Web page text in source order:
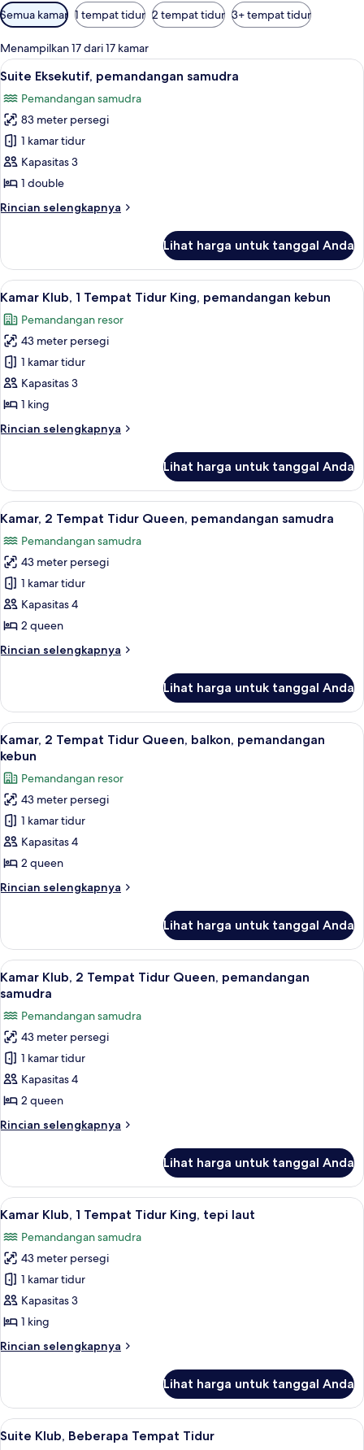
Filter
tersedia
untuk
kamar
Semua kamar 1 tempat tidur 2 tempat tidur 3+ tempat tidur
Menampilkan 17 dari 17 kamar
Lihat
semua
foto
untuk
Suite
Eksekutif,
pemandangan
Televisi LCD 55-inci dengan saluran
11
Suite Eksekutif, pemandangan samudra
Pemandangan samudra
83 meter persegi
1 kamar tidur
Kapasitas 3
1 double
Rincian selengkapnya
Rincian
Suite
Eksekutif,
pemandangan
Lihat harga untuk tanggal Anda
Lihat
semua
foto
untuk
Kamar
Klub,
1
Tidur
kebun
Seprai premium, brankas, meja
11
Kamar Klub, 1 Tempat Tidur King, pemandangan kebun
Pemandangan resor
43 meter persegi
1 kamar tidur
Kapasitas 3
1 king
Rincian selengkapnya
Rincian
Kamar
Klub,
1
Tidur
King,
pemandangan
kebun
Lihat harga untuk tanggal Anda
Lihat
semua
foto
untuk
Kamar,
2
Tempat
Queen,
Seprai premium, brankas, meja
9
Kamar, 2 Tempat Tidur Queen, pemandangan samudra
Pemandangan samudra
43 meter persegi
1 kamar tidur
Kapasitas 4
2 queen
Rincian selengkapnya
Rincian
Kamar,
Tempat
Tidur
pemandangan
samudra
Lihat harga untuk tanggal Anda
Lihat
semua
foto
untuk
Kamar,
2
Tempat
Tidur
Queen,
balkon,
kebun
Kamar, 2 Tempat Tidur Queen,
8
Kamar, 2 Tempat Tidur Queen, balkon, pemandangan
kebun
Pemandangan resor
43 meter persegi
1 kamar tidur
Kapasitas 4
2 queen
Rincian selengkapnya
Rincian
Kamar,
Tempat
Tidur
balkon,
pemandangan
kebun
Lihat harga untuk tanggal Anda
Lihat
semua
untuk
Kamar
Klub,
2
Tempat
Tidur
Queen,
samudra
Seprai premium, brankas, meja
12
Kamar Klub, 2 Tempat Tidur Queen, pemandangan
samudra
Pemandangan samudra
43 meter persegi
1 kamar tidur
Kapasitas 4
2 queen
Rincian selengkapnya
Rincian
Kamar
Klub,
2
Tidur
Queen,
pemandangan
samudra
Lihat harga untuk tanggal Anda
Lihat
semua
foto
untuk
Kamar
Klub,
1
Tidur
laut
12
Kamar Klub, 1 Tempat Tidur King, tepi laut
Pemandangan samudra
43 meter persegi
1 kamar tidur
Kapasitas 3
1 king
Rincian selengkapnya
Rincian
Kamar
Klub,
1
Lihat harga untuk tanggal Anda
Lihat
semua
Suite Klub, Beberapa Tempat Tidur |
18
Suite Klub, Beberapa Tempat Tidur